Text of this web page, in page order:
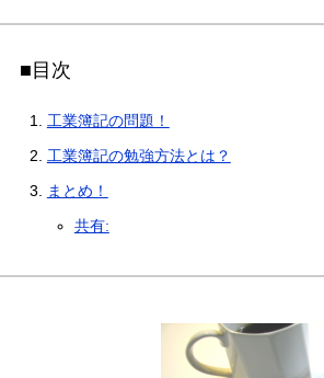
■目次
工業簿記の問題！
工業簿記の勉強方法とは？
まとめ！
共有: